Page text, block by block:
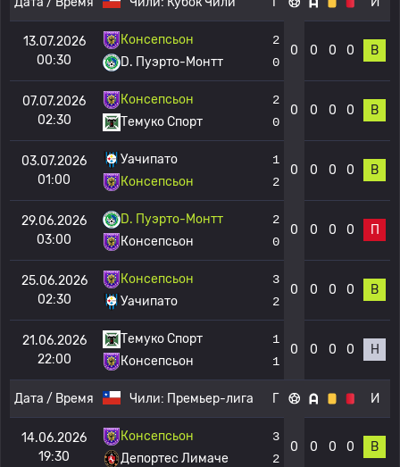
13.07.2026
00:30
Консепсьон
D. Пуэрто-Монтт
2
0
0 0 0 0 В
07.07.2026
02:30
Консепсьон
Темуко Спорт
2
0
0 0 0 0 В
03.07.2026
01:00
Уачипато
Консепсьон
1
2
0 0 0 0 В
29.06.2026
03:00
D. Пуэрто-Монтт
Консепсьон
2
0
0 0 0 0 П
25.06.2026
02:30
Консепсьон
Уачипато
3
2
0 0 0 0 В
21.06.2026
22:00
Темуко Спорт
Консепсьон
1
1
0 0 0 0 Н
Дата / Время Чили: Премьер-лига Г И
14.06.2026
19:30
Консепсьон
Депортес Лимаче
3
2
0 0 0 0 В